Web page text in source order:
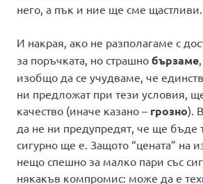
него, а пък и ние ще сме щастливи.
И накрая, ако не разполагаме с
за поръчката, но страшно бързаме
изобщо да се учудваме, че
ни предложат при тези условия,
качество (иначе казано – грозно).
да не ни предупредят, че ще бъде
сигурно ще е. Защото “цената” на
нещо спешно за малко пари със
някакъв компромис: може да е